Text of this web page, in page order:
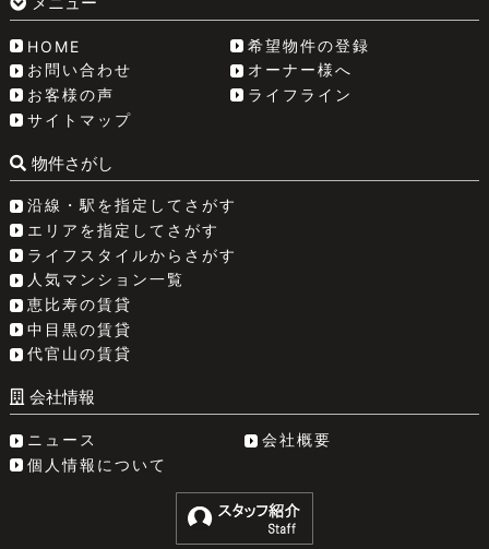
HOME
希望物件の登録
お問い合わせ
オーナー様へ
お客様の声
ライフライン
サイトマップ
物件さがし
沿線・駅を指定してさがす
エリアを指定してさがす
ライフスタイルからさがす
人気マンション一覧
恵比寿の賃貸
中目黒の賃貸
代官山の賃貸
会社情報
ニュース
会社概要
個人情報について